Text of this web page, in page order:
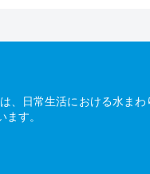
、日常生活における水ま
す。